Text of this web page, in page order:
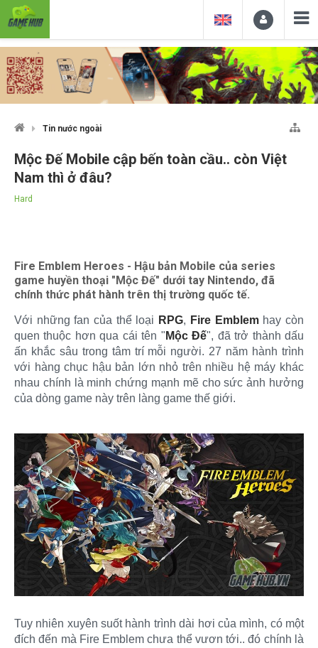
Tin nước ngoài
Mộc Đế Mobile cập bến toàn cầu.. còn Việt
Nam thì ở đâu?
Hard
Fire Emblem Heroes - Hậu bản Mobile của series
game huyền thoại "Mộc Đế" dưới tay Nintendo, đã
chính thức phát hành trên thị trường quốc tế.
Với những fan của thể loại RPG, Fire Emblemhay còn
quen thuộc hơn qua cái tên " Mộc Đế", đã trở thành dấu
ấn khắc sâu trong tâm trí mỗi người. 27 năm hành trình
với hàng chục hậu bản lớn nhỏ trên nhiều hệ máy khác
nhau chính là minh chứng mạnh mẽ cho sức ảnh hưởng
của dòng game này trên làng game thế giới.
Tuy nhiên xuyên suốt hành trình dài hơi của mình, có một
đích đến mà Fire Emblem chưa thể vươn tới.. đó chính là